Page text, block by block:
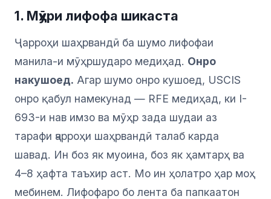
1. Мӯҳри лифофа шикаста
Ҷарроҳи шаҳрвандӣ ба шумо лифофаи
манила-и мӯҳршударо медиҳад. Онро
накушоед. Агар шумо онро кушоед, USCIS
онро қабул намекунад — RFE медиҳад, ки I-
693-и нав имзо ва мӯҳр зада шудаи аз
тарафи ҷарроҳи шаҳрвандӣ талаб карда
шавад. Ин боз як муоина, боз як ҳамтарҳ ва
4–8 ҳафта таъхир аст. Мо ин ҳолатро ҳар моҳ
мебинем. Лифофаро бо лента ба папкаатон